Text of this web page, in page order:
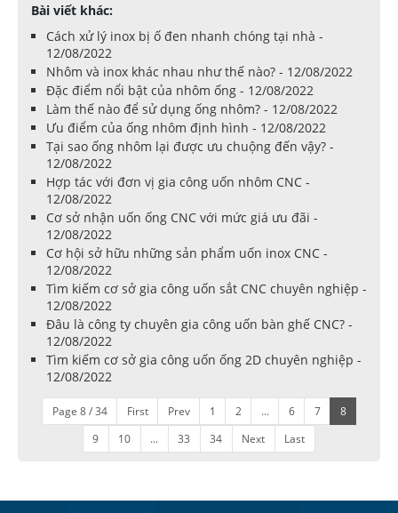
Bài viết khác:
Cách xử lý inox bị ố đen nhanh chóng tại nhà -
12/08/2022
Nhôm và inox khác nhau như thế nào? - 12/08/2022
Đặc điểm nổi bật của nhôm ống - 12/08/2022
Làm thế nào để sử dụng ống nhôm? - 12/08/2022
Ưu điểm của ống nhôm định hình - 12/08/2022
Tại sao ống nhôm lại được ưu chuộng đến vậy? -
12/08/2022
Hợp tác với đơn vị gia công uốn nhôm CNC -
12/08/2022
Cơ sở nhận uốn ống CNC với mức giá ưu đãi -
12/08/2022
Cơ hội sở hữu những sản phẩm uốn inox CNC -
12/08/2022
Tìm kiếm cơ sở gia công uốn sắt CNC chuyên nghiệp -
12/08/2022
Đâu là công ty chuyên gia công uốn bàn ghế CNC? -
12/08/2022
Tìm kiếm cơ sở gia công uốn ống 2D chuyên nghiệp -
12/08/2022
Page 8 / 34 First Prev 1 2 ... 6 7
8
9
10 ... 33 34 Next Last